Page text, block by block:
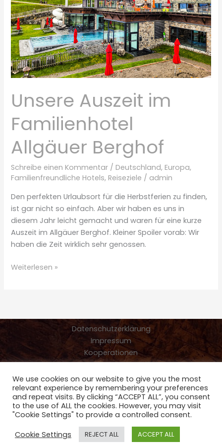
Unsere Auszeit im
Familienhotel
Allgäuer Berghof
Schreibe einen Kommentar /Deutschland,Europa,
Familienfreundliche Hotels,Reiseziele / admin
Den perfekten Urlaubsort für die Herbstferien zu finden,
ist gar nicht so einfach. Aber wir haben es uns in
diesem Jahr leicht gemacht und waren für eine kurze
Auszeit im Allgäuer Berghof. Kleiner Spoiler vorab: Wir
haben die Zeit wirklich sehr genossen.
Unsere
Weiterlesen »
Datenschutzerklärung
Impressum
Kooperationen
Copyright © 2026 Friedi muss mit Reiseblog - Reisetipps für
Familien- Paar- und Wohnmobilreisen
We use cookies on our website to give you the most
relevant experience by remembering your preferences
and repeat visits. By clicking “ACCEPT ALL”, you consent
to the use of ALL the cookies. However, you may visit
"Cookie Settings" to provide a controlled consent.
Cookie Settings
REJECT ALL ACCEPT ALL